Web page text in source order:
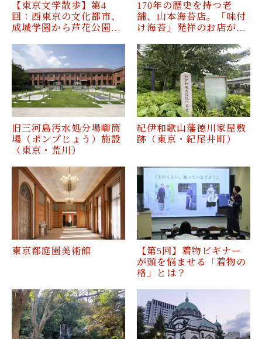
【東京文学散歩】第4
回：西東京の文化都市、
成城学園から芦花公園…
170年の歴史を持つ老
舗、山本海苔店。「味付
け海苔」発祥のお店が…
旧三河島汚水処分場喞筒
場（ポンプじょう）施設
（東京・荒川）
紀伊和歌山藩徳川家屋敷
跡（東京・紀尾井町）
東京都庭園美術館
【第5回】着物ビギナー
が頭を悩ませる「着物の
格」とは？